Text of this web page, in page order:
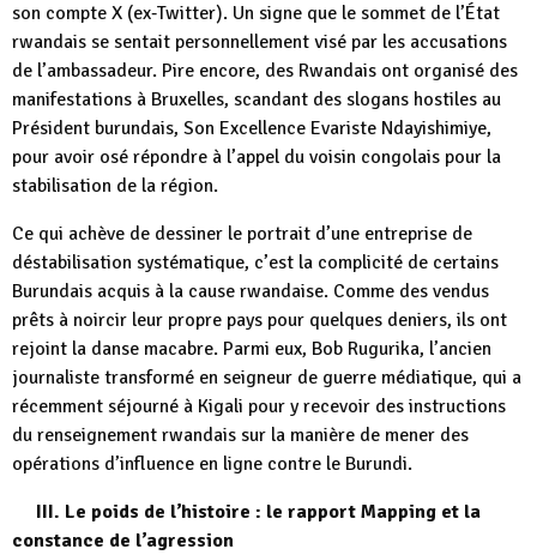
son compte X (ex‑Twitter). Un signe que le sommet de l’État
rwandais se sentait personnellement visé par les accusations
de l’ambassadeur. Pire encore, des Rwandais ont organisé des
manifestations à Bruxelles, scandant des slogans hostiles au
Président burundais, Son Excellence Evariste Ndayishimiye,
pour avoir osé répondre à l’appel du voisin congolais pour la
stabilisation de la région.
Ce qui achève de dessiner le portrait d’une entreprise de
déstabilisation systématique, c’est la complicité de certains
Burundais acquis à la cause rwandaise. Comme des vendus
prêts à noircir leur propre pays pour quelques deniers, ils ont
rejoint la danse macabre. Parmi eux, Bob Rugurika, l’ancien
journaliste transformé en seigneur de guerre médiatique, qui a
récemment séjourné à Kigali pour y recevoir des instructions
du renseignement rwandais sur la manière de mener des
opérations d’influence en ligne contre le Burundi.
III. Le poids de l’histoire : le rapport Mapping et la
constance de l’agression